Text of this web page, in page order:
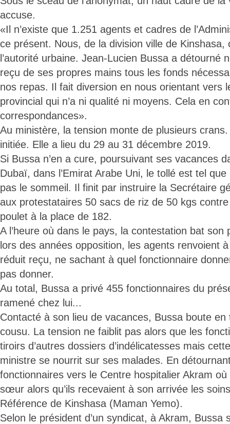
accuse.
«Il n’existe que 1.251 agents et cadres de
ce présent. Nous, de la division ville de Kinshasa,
l’autorité urbaine. Jean-Lucien Bussa a détourné
reçu de ses propres mains tous les fonds
nos repas. Il fait diversion en nous orientant vers
provincial qui n’a ni qualité ni moyens. Cela en
correspondances».
Au ministère, la tension monte de plusieurs
initiée. Elle a lieu du 29 au 31 décembre 2019.
Si Bussa n’en a cure, poursuivant ses vacances
Dubaï, dans l’Emirat Arabe Uni, le tollé est tel
pas le sommeil. Il finit par instruire la Secrétaire
aux protestataires 50 sacs de riz de 50 kgs
poulet à la place de 182.
A l’heure où dans le pays, la contestation bat son
lors des années opposition, les agents renvoient
réduit reçu, ne sachant à quel fonctionnaire
pas donner.
Au total, Bussa a privé 455 fonctionnaires du
ramené chez lui...
Contacté à son lieu de vacances, Bussa boute
cousu. La tension ne faiblit pas alors que les
tiroirs d’autres dossiers d’indélicatesses mais
ministre se nourrit sur ses malades. En
fonctionnaires vers le Centre hospitalier Akram
sœur alors qu’ils recevaient à son arrivée les
Référence de Kinshasa (Maman Yemo).
Selon le président d’un syndicat, à Akram, Bussa